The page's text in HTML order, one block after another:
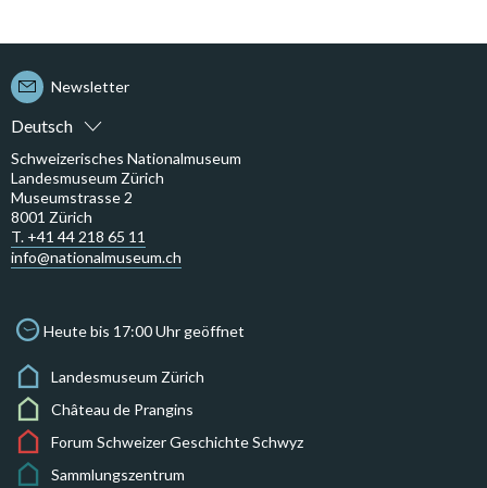
Deutsch
Newsletter
Schweizerisches Nationalmuseum
Landesmuseum Zürich
Museumstrasse 2
8001 Zürich
T. +41 44 218 65 11
info@nationalmuseum.ch
Heute bis 17:00 Uhr geöffnet
Landesmuseum Zürich
Château de Prangins
Forum Schweizer Geschichte Schwyz
Sammlungszentrum